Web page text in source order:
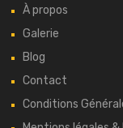
À propos
Galerie
Blog
Contact
Conditions